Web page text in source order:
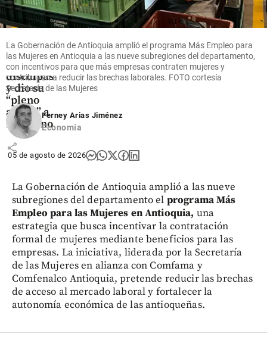
La FIFA
intenta
superar
su crisis
con
disculpas
y dio su
“pleno
apoyo” a
Infantino
share
La Gobernación de Antioquia amplió el programa Más Empleo para
las Mujeres en Antioquia a las nueve subregiones del departamento,
con incentivos para que más empresas contraten mujeres y
contribuyan a reducir las brechas laborales. FOTO cortesía
Secretaría de las Mujeres
Ferney Arias Jiménez
Economía
05 de agosto de 2026
La Gobernación de Antioquia amplió a las nueve
subregiones del departamento el programa Más
Empleo para las Mujeres en Antioquia, una
estrategia que busca incentivar la contratación
formal de mujeres mediante beneficios para las
empresas. La iniciativa, liderada por la Secretaría
de las Mujeres en alianza con Comfama y
Comfenalco Antioquia, pretende reducir las brechas
de acceso al mercado laboral y fortalecer la
autonomía económica de las antioqueñas.